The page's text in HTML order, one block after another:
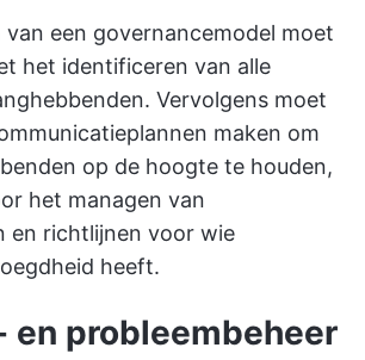
van een governancemodel moet
het identificeren van alle
Vervolgens moet
maken om
op de hoogte te houden,
het managen van
en richtlijnen voor wie
heeft.
en probleembeheer